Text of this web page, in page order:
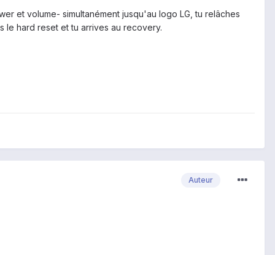
et volume- simultanément jusqu'au logo LG, tu relâches
le hard reset et tu arrives au recovery.
Auteur